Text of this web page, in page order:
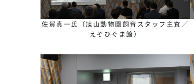
佐賀真一氏（旭山動物園飼育スタッフ主査／
えぞひぐま館）